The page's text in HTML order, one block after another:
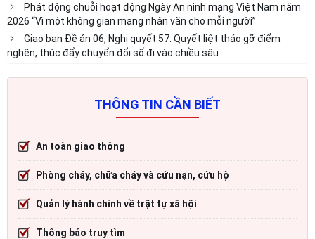
Phát động chuỗi hoạt động Ngày An ninh mạng Việt Nam năm
2026 “Vì một không gian mạng nhân văn cho mỗi người”
Giao ban Đề án 06, Nghị quyết 57: Quyết liệt tháo gỡ điểm
nghẽn, thúc đẩy chuyển đổi số đi vào chiều sâu
THÔNG TIN CẦN BIẾT
An toàn giao thông
Phòng cháy, chữa cháy và cứu nạn, cứu hộ
Quản lý hành chính về trật tự xã hội
Thông báo truy tìm